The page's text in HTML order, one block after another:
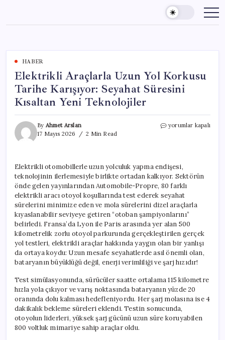
content
HABER
Elektrikli Araçlarla Uzun Yol Korkusu
Tarihe Karışıyor: Seyahat Süresini
Kısaltan Yeni Teknolojiler
By Ahmet Arslan
17 Mayıs 2026
2 Min Read
Elektrikli
Tarihe
Karışıyor:
Seyahat
Süresini
Kısaltan
Yeni
Teknolojiler
için
yorumlar kapalı
Elektrikli otomobillerle uzun yolculuk yapma endişesi,
teknolojinin ilerlemesiyle birlikte ortadan kalkıyor. Sektörün
önde gelen yayınlarından Automobile-Propre, 80 farklı
elektrikli aracı otoyol koşullarında test ederek seyahat
sürelerini minimize eden ve mola sürelerini dizel araçlarla
kıyaslanabilir seviyeye getiren “otoban şampiyonlarını”
belirledi. Fransa’da Lyon ile Paris arasında yer alan 500
kilometrelik zorlu otoyol parkurunda gerçekleştirilen gerçek
yol testleri, elektrikli araçlar hakkında yaygın olan bir yanlışı
da ortaya koydu: Uzun mesafe seyahatlerde asıl önemli olan,
bataryanın büyüklüğü değil, enerji verimliliği ve şarj hızıdır!
Test simülasyonunda, sürücüler saatte ortalama 115 kilometre
hızla yola çıkıyor ve varış noktasında bataryanın yüzde 20
oranında dolu kalması hedefleniyordu. Her şarj molasına ise 4
dakikalık bekleme süreleri eklendi. Testin sonucunda,
otoyolun liderleri, yüksek şarj gücünü uzun süre koruyabilen
800 voltluk mimariye sahip araçlar oldu.